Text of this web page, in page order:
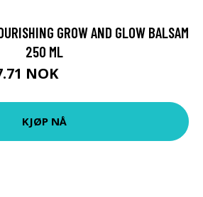
GROW AND GLOW BALSAM
250 ML
NOK
KJØP NÅ